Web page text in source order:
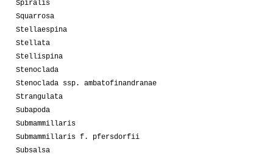
Spiralis
Squarrosa
Stellaespina
Stellata
Stellispina
Stenoclada
Stenoclada ssp. ambatofinandranae
Strangulata
Subapoda
Submammillaris
Submammillaris f. pfersdorfii
Subsalsa